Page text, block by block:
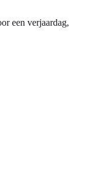
een verjaardag,